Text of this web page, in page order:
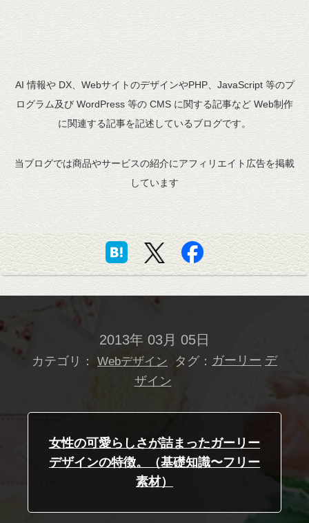
AI 情報や DX、WebサイトのデザインやPHP、JavaScript 等のプ
ログラム及び WordPress 等の CMS に関する記事など Web制作
に関連する記事を記述しているブログです。
当ブログでは商品やサービスの紹介にアフィリエイト広告を掲載
しています
2013年 03月 05日
カテゴリ： Webデザイン タグ： ガーリー デ
ザイン
女性の可愛らしさが詰まったガーリー
デザインの特徴。（基礎知識〜フリー
素材）